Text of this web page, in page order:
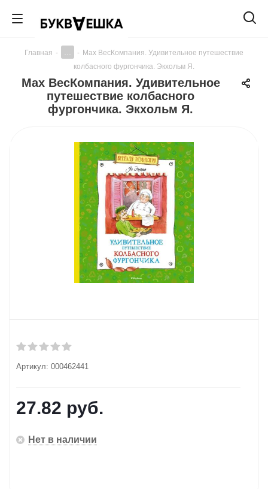
Главная - - Мах ВесКомпания. Удивительное путешествие
колбасного фургончика. Экхольм Я.
Мах ВесКомпания. Удивительное
путешествие колбасного
фургончика. Экхольм Я.
Артикул: 000462441
27.82 руб.
Нет в наличии